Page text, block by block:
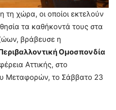
χώρα, οι οποίοι εκτελούν
τα καθήκοντά τους στα
βράβευσε η
Ομοσπονδία
Αττικής, στο
Μεταφορών, το Σάββατο 23